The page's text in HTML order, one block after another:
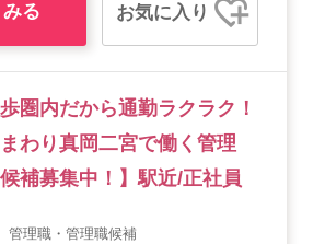
る お気に入り
歩圏内だから通勤ラクラク！
わり真岡二宮で働く管理
補募集中！】駅近/正社員
管理職・管理職候補